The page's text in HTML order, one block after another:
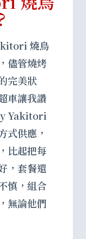
燒鳥
儘管燒烤
完美狀
車讓我讚
Yakitori
式供應，
比起把每
，套餐還
慎，組合
無論他們